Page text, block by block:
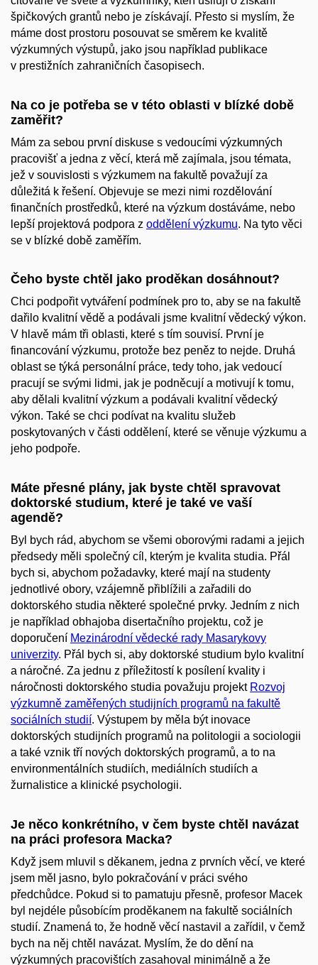
špičkových grantů nebo je získávají. Přesto si myslím, že
máme dost prostoru posouvat se směrem ke kvalitě
výzkumných výstupů, jako jsou například publikace
v prestižních zahraničních časopisech.
Na co je potřeba se v této oblasti v blízké době
zaměřit?
Mám za sebou první diskuse s vedoucími výzkumných
pracovišť a jedna z věcí, která mě zajímala, jsou témata,
jež v souvislosti s výzkumem na fakultě považují za
důležitá k řešení. Objevuje se mezi nimi rozdělování
finančních prostředků, které na výzkum dostáváme, nebo
lepší projektová podpora z oddělení výzkumu. Na tyto věci
se v blízké době zaměřím.
Čeho byste chtěl jako proděkan dosáhnout?
Chci podpořit vytváření podmínek pro to, aby se na fakultě
dařilo kvalitní vědě a podávali jsme kvalitní vědecký výkon.
V hlavě mám tři oblasti, které s tím souvisí. První je
financování výzkumu, protože bez peněz to nejde. Druhá
oblast se týká personální práce, tedy toho, jak vedoucí
pracují se svými lidmi, jak je podněcují a motivují k tomu,
aby dělali kvalitní výzkum a podávali kvalitní vědecký
výkon. Také se chci podívat na kvalitu služeb
poskytovaných v části oddělení, které se věnuje výzkumu a
jeho podpoře.
Máte přesné plány, jak byste chtěl spravovat
doktorské studium, které je také ve vaší
agendě?
Byl bych rád, abychom se všemi oborovými radami a jejich
předsedy měli společný cíl, kterým je kvalita studia. Přál
bych si, abychom požadavky, které mají na studenty
jednotlivé obory, vzájemně přiblížili a zařadili do
doktorského studia některé společné prvky. Jedním z nich
je například obhajoba disertačního projektu, což je
doporučení Mezinárodní vědecké rady Masarykovy
univerzity. Přál bych si, aby doktorské studium bylo kvalitní
a náročné. Za jednu z příležitostí k posílení kvality i
náročnosti doktorského studia považuju projekt Rozvoj
výzkumně zaměřených studijních programů na fakultě
sociálních studií. Výstupem by měla být inovace
doktorských studijních programů na politologii a sociologii
a také vznik tří nových doktorských programů, a to na
environmentálních studiích, mediálních studiích a
žurnalistice a klinické psychologii.
Je něco konkrétního, v čem byste chtěl navázat
na práci profesora Macka?
Když jsem mluvil s děkanem, jedna z prvních věcí, ve které
jsem měl jasno, bylo pokračování v práci svého
předchůdce. Pokud si to pamatuju přesně, profesor Macek
byl nejdéle působícím proděkanem na fakultě sociálních
studií. Znamená to, že hodně věcí nastavil a zařídil, v čemž
bych na něj chtěl navázat. Myslím, že do dění na
výzkumných pracovištích zasahoval minimálně a že